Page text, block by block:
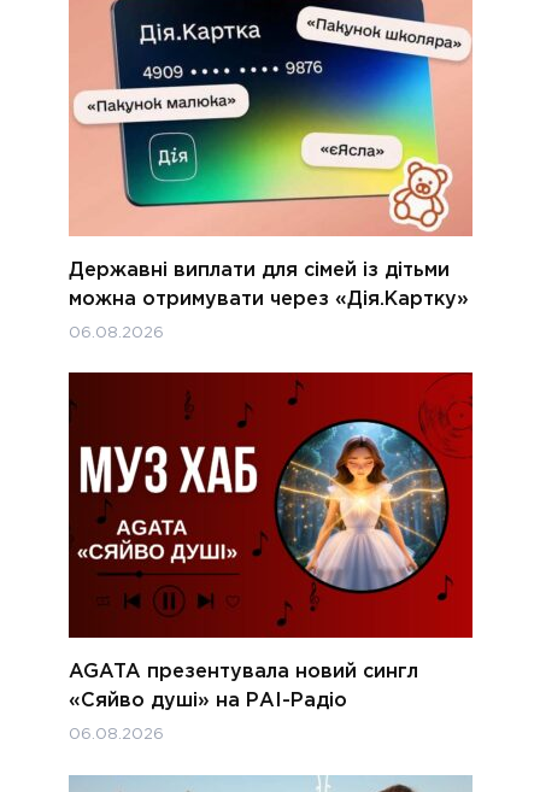
Державні виплати для сімей із дітьми
можна отримувати через «Дія.Картку»
06.08.2026
AGATA презентувала новий сингл
«Сяйво душі» на РАІ-Радіо
06.08.2026